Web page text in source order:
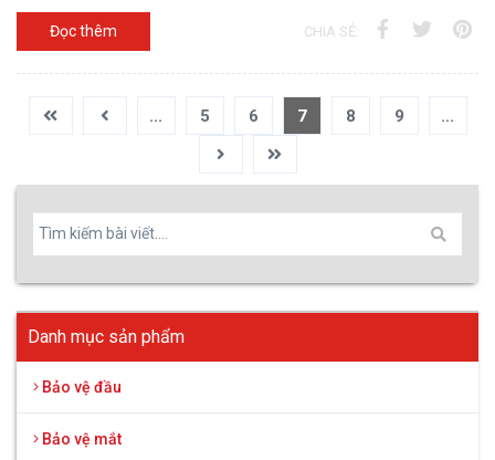
Đọc thêm CHIA SẺ:
... 5 6 7 8 9 ...
Danh mục sản phẩm
Bảo vệ đầu
Bảo vệ mắt